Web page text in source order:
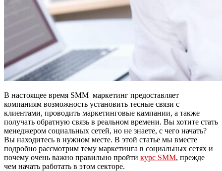
В настоящее время SMM маркетинг предоставляет
компаниям возможность установить тесные связи с
клиентами, проводить маркетинговые кампании, а также
получать обратную связь в реальном времени. Вы хотите стать
менеджером социальных сетей, но не знаете, с чего начать?
Вы находитесь в нужном месте. В этой статье мы вместе
подробно рассмотрим тему маркетинга в социальных сетях и
почему очень важно правильно пройти курс SММ, прежде
чем начать работать в этом секторе.